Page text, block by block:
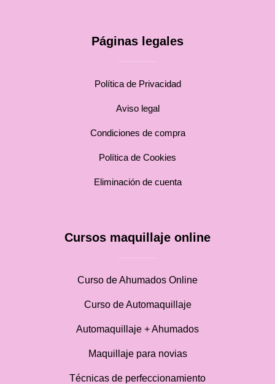
Páginas legales
Política de Privacidad
Aviso legal
Condiciones de compra
Política de Cookies
Eliminación de cuenta
Cursos maquillaje online
Curso de Ahumados Online
Curso de Automaquillaje
Automaquillaje + Ahumados
Maquillaje para novias
Técnicas de perfeccionamiento